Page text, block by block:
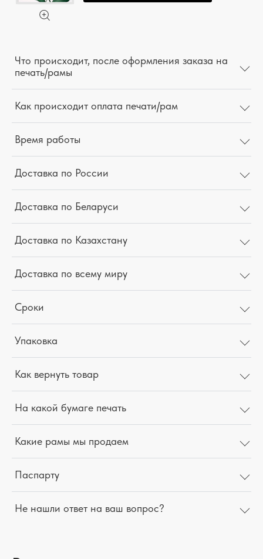
Что происходит, после оформления заказа на
печать/рамы
Как происходит оплата печати/рам
Время работы
Доставка по России
Доставка по Беларуси
Доставка по Казахстану
Доставка по всему миру
Сроки
Упаковка
Как вернуть товар
На какой бумаге печать
Какие рамы мы продаем
Паспарту
Не нашли ответ на ваш вопрос?